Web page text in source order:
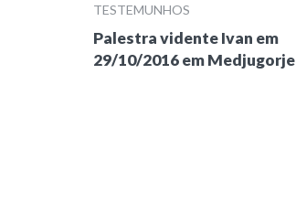
TESTEMUNHOS
Palestra vidente Ivan em
29/10/2016 em Medjugorje